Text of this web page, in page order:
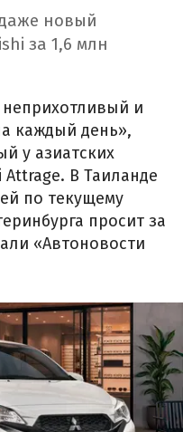
новый
за 1,6 млн
и
каждый день»,
у азиатских
Attrage. В Таиланде
по текущему
просит за
«Автоновости